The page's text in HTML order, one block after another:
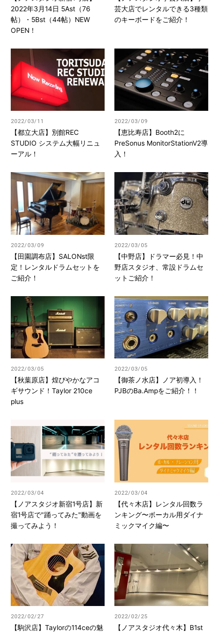
2022年3月14日 5Ast（76
帖）・5Bst（44帖）NEW
OPEN！
芸大店でレンタルできる3種類
のキーボードをご紹介！
2022/03/11
【都立大店】別館REC
STUDIO システム大幅リニュ
ーアル！
2022/03/09
【恵比寿店】Booth2に
PreSonus MonitorStationV2導
入！
2022/03/09
【田園調布店】SALONst限
定！レンタルドラムセットを
ご紹介！
2022/03/05
【中野店】ドラマー必見！中
野店スタジオ、常設ドラムセ
ットご紹介！
2022/03/05
【秋葉原店】煌びやかなアコ
ギサウンド！Taylor 210ce
plus
2022/03/05
【御茶ノ水店】ノア初導入！
PJBのBa.Ampをご紹介！！
2022/03/04
【ノアスタジオ新宿1号店】新
宿1号店で"踊ってみた"動画を
撮ってみよう！
2022/03/04
【代々木店】レンタル回数ラ
ンキング〜ボーカル用ダイナ
ミックマイク編〜
2022/02/27
【駒沢店】Taylorの114ceの魅
2022/02/25
【ノアスタジオ代々木】B1st